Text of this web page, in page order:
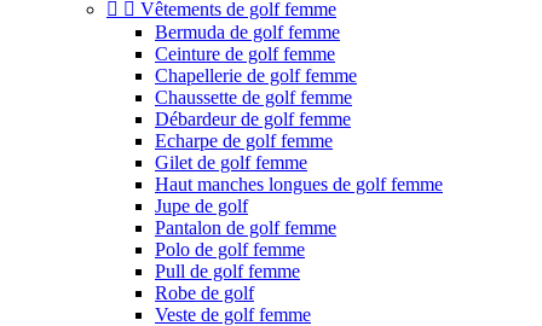
  Vêtements de golf femme
Bermuda de golf femme
Ceinture de golf femme
Chapellerie de golf femme
Chaussette de golf femme
Débardeur de golf femme
Echarpe de golf femme
Gilet de golf femme
Haut manches longues de golf femme
Jupe de golf
Pantalon de golf femme
Polo de golf femme
Pull de golf femme
Robe de golf
Veste de golf femme